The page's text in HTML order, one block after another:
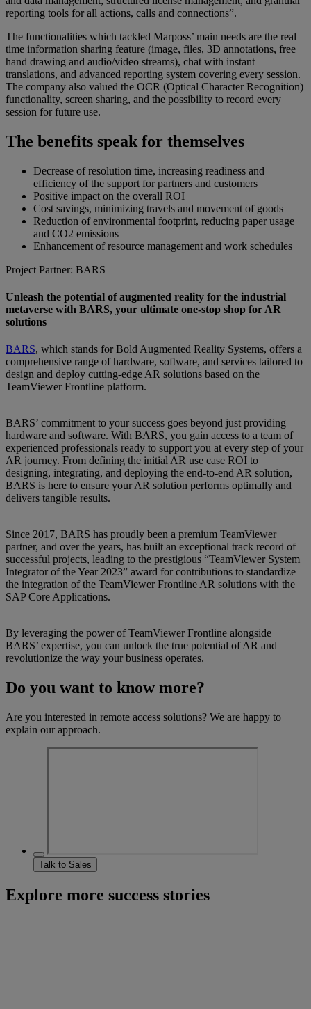
reporting tools for all actions, calls and connections”.
The functionalities which tackled Marposs’ main needs are the real
time information sharing feature (image, files, 3D annotations, free
hand drawing and audio/video streams), chat with instant
translations, and advanced reporting system covering every session.
The company also valued the OCR (Optical Character Recognition)
functionality, screen sharing, and the possibility to record every
session for future use.
The benefits speak for themselves
Decrease of resolution time, increasing readiness and
efficiency of the support for partners and customers
Positive impact on the overall ROI
Cost savings, minimizing travels and movement of goods
Reduction of environmental footprint, reducing paper usage
and CO2 emissions
Enhancement of resource management and work schedules
Project Partner: BARS
Unleash the potential of augmented reality for the industrial
metaverse with BARS, your ultimate one-stop shop for AR
solutions
BARS, which stands for Bold Augmented Reality Systems, offers a
comprehensive range of hardware, software, and services tailored to
design and deploy cutting-edge AR solutions based on the
TeamViewer Frontline platform.
BARS’ commitment to your success goes beyond just providing
hardware and software. With BARS, you gain access to a team of
experienced professionals ready to support you at every step of your
AR journey. From defining the initial AR use case ROI to
designing, integrating, and deploying the end-to-end AR solution,
BARS is here to ensure your AR solution performs optimally and
delivers tangible results.
Since 2017, BARS has proudly been a premium TeamViewer
partner, and over the years, has built an exceptional track record of
successful projects, leading to the prestigious “TeamViewer System
Integrator of the Year 2023” award for contributions to standardize
the integration of the TeamViewer Frontline AR solutions with the
SAP Core Applications.
By leveraging the power of TeamViewer Frontline alongside
BARS’ expertise, you can unlock the true potential of AR and
revolutionize the way your business operates.
Do you want to know more?
Are you interested in remote access solutions? We are happy to
explain our approach.
Talk to Sales
Explore more success stories